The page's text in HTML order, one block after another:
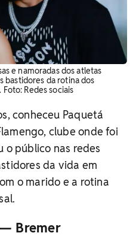
e namoradas dos atletas
bastidores da rotina dos
Redes sociais
conheceu Paquetá
clube onde foi
o público nas redes
da vida em
o marido e a rotina
Bremer